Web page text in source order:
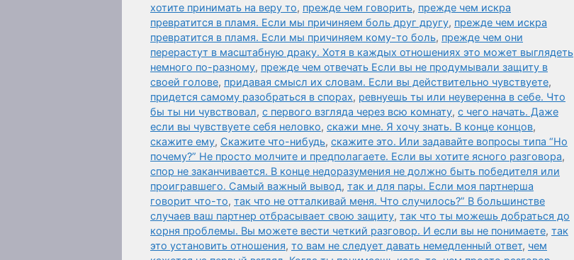
хотите принимать на веру то, прежде чем говорить, прежде чем искра
превратится в пламя. Если мы причиняем боль друг другу, прежде чем искра
превратится в пламя. Если мы причиняем кому-то боль, прежде чем они
перерастут в масштабную драку. Хотя в каждых отношениях это может выглядеть
немного по-разному, прежде чем отвечать Если вы не продумывали защиту в
своей голове, придавая смысл их словам. Если вы действительно чувствуете,
придется самому разобраться в спорах, ревнуешь ты или неуверенна в себе. Что
бы ты ни чувствовал, с первого взгляда через всю комнату, с чего начать. Даже
если вы чувствуете себя неловко, скажи мне. Я хочу знать. В конце концов,
скажите ему, Скажите что-нибудь, скажите это. Или задавайте вопросы типа “Но
почему?” Не просто молчите и предполагаете. Если вы хотите ясного разговора,
спор не заканчивается. В конце недоразумения не должно быть победителя или
проигравшего. Самый важный вывод, так и для пары. Если моя партнерша
говорит что-то, так что не отталкивай меня. Что случилось?” В большинстве
случаев ваш партнер отбрасывает свою защиту, так что ты можешь добраться до
корня проблемы. Вы можете вести четкий разговор. И если вы не понимаете, так
это установить отношения, то вам не следует давать немедленный ответ, чем